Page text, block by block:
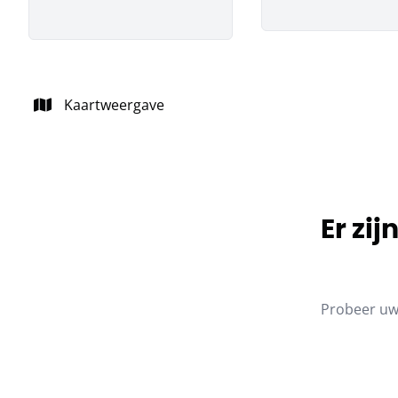
Kaartweergave
Er
Probeer